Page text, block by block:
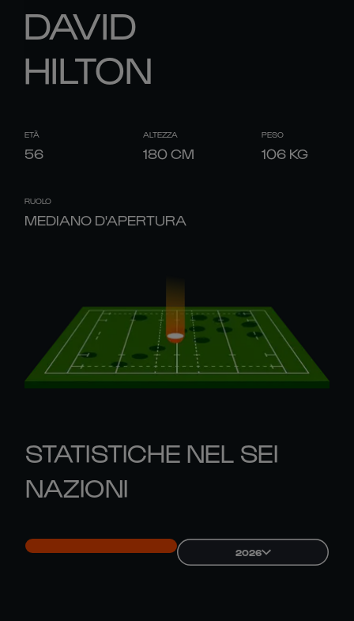
DAVID
HILTON
ETÀ
56
ALTEZZA
180CM
PESO
106 KG
RUOLO
MEDIANO D'APERTURA
STATISTICHE NEL SEI
NAZIONI
2026